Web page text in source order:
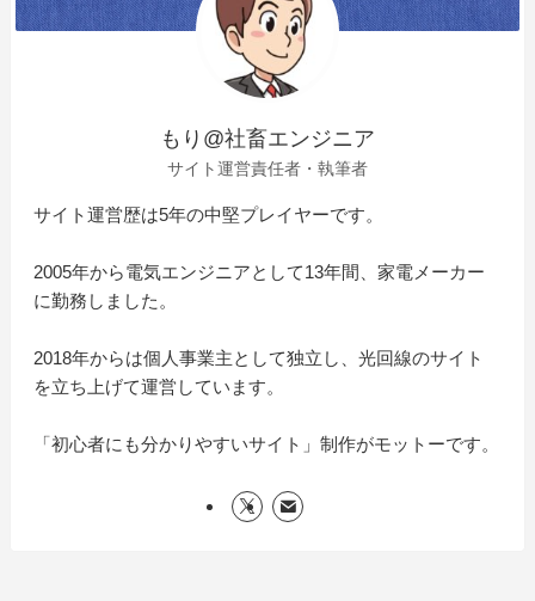
もり@社畜エンジニア
サイト運営責任者・執筆者
サイト運営歴は5年の中堅プレイヤーです。
2005年から電気エンジニアとして13年間、家電メーカー
に勤務しました。
2018年からは個人事業主として独立し、光回線のサイト
を立ち上げて運営しています。
「初心者にも分かりやすいサイト」制作がモットーです。